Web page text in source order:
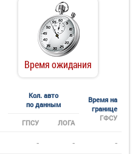
Время ожидания
Кол. авто
по данным
Время на
границе
ГФСУ
ГПСУ ЛОГА
- - -